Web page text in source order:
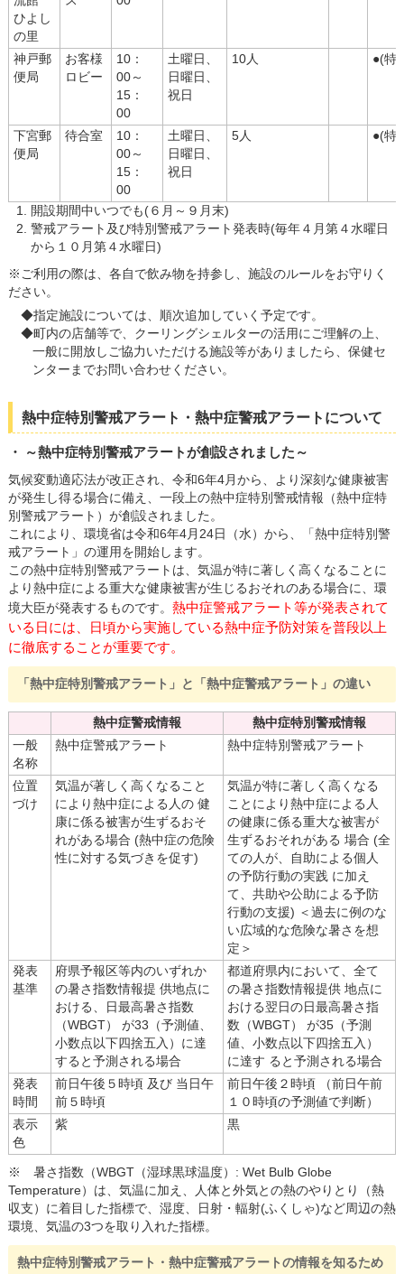
ひよし
の里
神戸郵
便局
お客様
ロビー
10：
00～
15：
00
土曜日、
日曜日、
祝日
10人 ●(特
下宮郵
便局
待合室
10：
00～
15：
00
土曜日、
日曜日、
祝日
5人 ●(特
開設期間中いつでも(６月～９月末)
警戒アラート及び特別警戒アラート発表時(毎年４月第４水曜日
から１０月第４水曜日)
※ご利用の際は、各自で飲み物を持参し、施設のルールをお守りく
ださい。
◆指定施設については、順次追加していく予定です。
◆町内の店舗等で、クーリングシェルターの活用にご理解の上、
一般に開放しご協力いただける施設等がありましたら、保健セ
ンターまでお問い合わせください。
熱中症特別警戒アラート・熱中症警戒アラートについて
～熱中症特別警戒アラートが創設されました～
気候変動適応法が改正され、令和6年4月から、より深刻な健康被害
が発生し得る場合に備え、一段上の熱中症特別警戒情報（熱中症特
別警戒アラート）が創設されました。
これにより、環境省は令和6年4月24日（水）から、「熱中症特別警
戒アラート」の運用を開始します。
この熱中症特別警戒アラートは、気温が特に著しく高くなることに
より熱中症による重大な健康被害が生じるおそれのある場合に、環
境大臣が発表するものです。 熱中症警戒アラート等が発表されて
いる日には、日頃から実施している熱中症予防対策を普段以上
に徹底することが重要です。
「熱中症特別警戒アラート」と「熱中症警戒アラート」の違い
熱中症警戒情報
熱中症特別警戒情報
一般
名称
熱中症警戒アラート 熱中症特別警戒アラート
位置
づけ
気温が著しく高くなること
により熱中症による人の 健
康に係る被害が生ずるおそ
れがある場合 (熱中症の危険
性に対する気づきを促す)
気温が特に著しく高くなる
ことにより熱中症による人
の健康に係る重大な被害が
生ずるおそれがある 場合 (全
ての人が、自助による個人
の予防行動の実践 に加え
て、共助や公助による予防
行動の支援) ＜過去に例のな
い広域的な危険な暑さを想
定＞
発表
基準
府県予報区等内のいずれか
の暑さ指数情報提 供地点に
おける、日最高暑さ指数
（WBGT） が33（予測値、
小数点以下四捨五入）に達
すると予測される場合
都道府県内において、全て
の暑さ指数情報提供 地点に
おける翌日の日最高暑さ指
数（WBGT） が35（予測
値、小数点以下四捨五入）
に達す ると予測される場合
発表
時間
前日午後５時頃 及び 当日午
前５時頃
前日午後２時頃 （前日午前
１０時頃の予測値で判断）
表示
色
紫 黒
※ 暑さ指数（WBGT（湿球黒球温度）: Wet Bulb Globe
Temperature）は、気温に加え、人体と外気との熱のやりとり（熱
収支）に着目した指標で、湿度、日射・輻射(ふくしゃ)など周辺の熱
環境、気温の3つを取り入れた指標。
熱中症特別警戒アラート・熱中症警戒アラートの情報を知るため